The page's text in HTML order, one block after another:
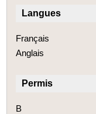
Langues
Français
Anglais
Permis
B